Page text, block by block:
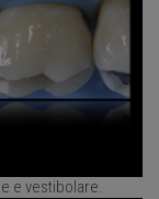
e vestibolare.